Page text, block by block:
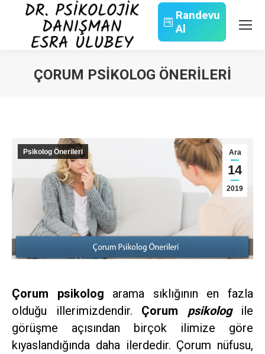
Randevu
Al
ÇORUM PSIKOLOG ÖNERILERI
Ara
14
2019
Psikolog Önerileri
Çorum psikolog arama sıklığının en fazla
olduğu illerimizdendir. Çorum psikologile
görüşme açısından birçok ilimize göre
kıyaslandığında daha ilerdedir. Çorum nüfusu,